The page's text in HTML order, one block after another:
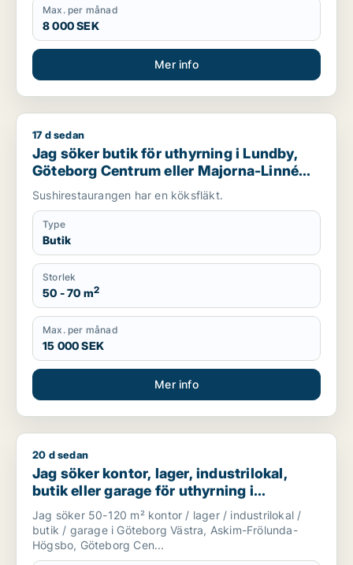
Max. per månad
8 000 SEK
Mer info
Jag söker butik för uthyrning i Lundby, Göteborg Centrum
17 d sedan
Jag söker butik för uthyrning i Lundby,
Göteborg Centrum eller Majorna-Linné
m.fl.
Sushirestaurangen har en köksfläkt.
Type
Butik
Storlek
50 - 70 m2
Max. per månad
15 000 SEK
Mer info
Jag söker kontor, lager, industrilokal, butik eller garage för
20 d sedan
Jag söker kontor, lager, industrilokal,
butik eller garage för uthyrning i
Göteborg Västra, Askim-Frölunda-
Högsbo eller Göteborg Centrum m.fl.
Jag söker 50-120 m² kontor / lager / industrilokal /
butik / garage i Göteborg Västra, Askim-Frölunda-
Högsbo, Göteborg Cen...